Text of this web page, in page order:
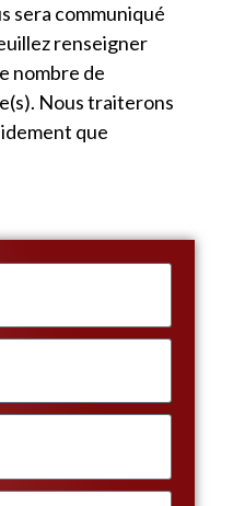
sera communiqué
renseigner
nombre de
Nous traiterons
que